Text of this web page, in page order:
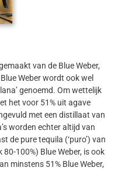
van de Blue Weber,
Weber wordt ook wel
genoemd. Om wettelijk
het voor 51% uit agave
met een distillaat van
worden echter altijd van
de pure tequila (‘puro’) van
100%) Blue Weber, is ook
minstens 51% Blue Weber,